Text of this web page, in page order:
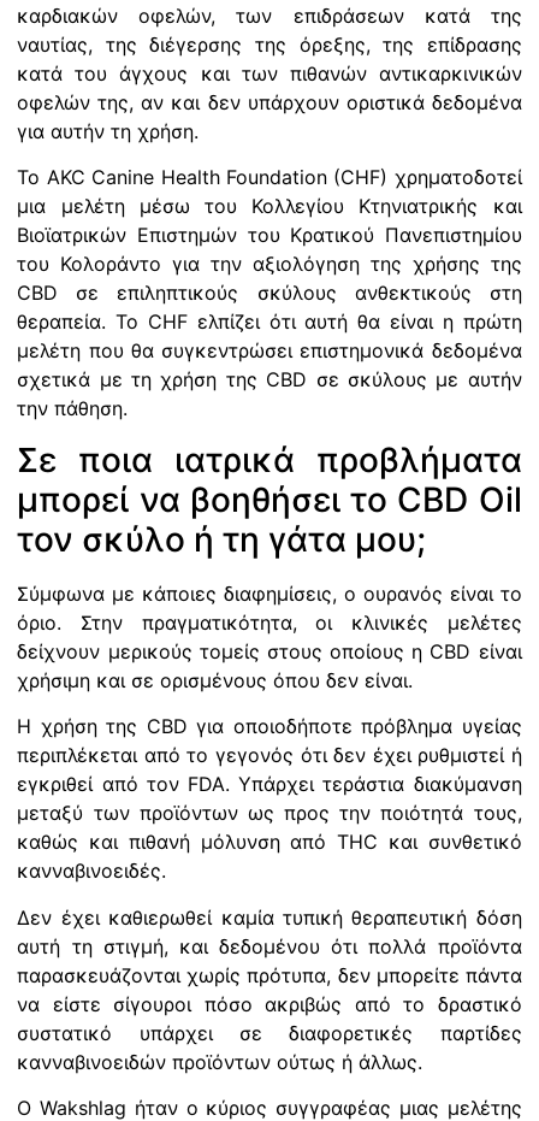
καρδιακών οφελών, των επιδράσεων κατά της
ναυτίας, της διέγερσης της όρεξης, της επίδρασης
κατά του άγχους και των πιθανών αντικαρκινικών
οφελών της, αν και δεν υπάρχουν οριστικά δεδομένα
για αυτήν τη χρήση.
Το AKC Canine Health Foundation (CHF) χρηματοδοτεί
μια μελέτη μέσω του Κολλεγίου Κτηνιατρικής και
Βιοϊατρικών Επιστημών του Κρατικού Πανεπιστημίου
του Κολοράντο για την αξιολόγηση της χρήσης της
CBD σε επιληπτικούς σκύλους ανθεκτικούς στη
θεραπεία. Το CHF ελπίζει ότι αυτή θα είναι η πρώτη
μελέτη που θα συγκεντρώσει επιστημονικά δεδομένα
σχετικά με τη χρήση της CBD σε σκύλους με αυτήν
την πάθηση.
Σε ποια ιατρικά προβλήματα
μπορεί να βοηθήσει το CBD Oil
τον σκύλο ή τη γάτα μου;
Σύμφωνα με κάποιες διαφημίσεις, ο ουρανός είναι το
όριο. Στην πραγματικότητα, οι κλινικές μελέτες
δείχνουν μερικούς τομείς στους οποίους η CBD είναι
χρήσιμη και σε ορισμένους όπου δεν είναι.
Η χρήση της CBD για οποιοδήποτε πρόβλημα υγείας
περιπλέκεται από το γεγονός ότι δεν έχει ρυθμιστεί ή
εγκριθεί από τον FDA. Υπάρχει τεράστια διακύμανση
μεταξύ των προϊόντων ως προς την ποιότητά τους,
καθώς και πιθανή μόλυνση από THC και συνθετικό
κανναβινοειδές.
Δεν έχει καθιερωθεί καμία τυπική θεραπευτική δόση
αυτή τη στιγμή, και δεδομένου ότι πολλά προϊόντα
παρασκευάζονται χωρίς πρότυπα, δεν μπορείτε πάντα
να είστε σίγουροι πόσο ακριβώς από το δραστικό
συστατικό υπάρχει σε διαφορετικές παρτίδες
κανναβινοειδών προϊόντων ούτως ή άλλως.
Ο Wakshlag ήταν ο κύριος συγγραφέας μιας μελέτης